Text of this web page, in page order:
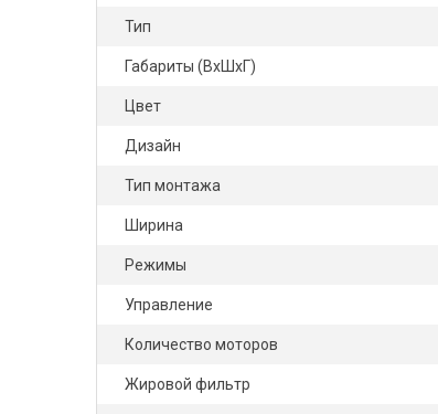
Тип
Габариты (ВхШхГ)
Цвет
Дизайн
Тип монтажа
Ширина
Режимы
Управление
Количество моторов
Жировой фильтр